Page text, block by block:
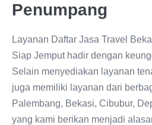
Penumpang
Layanan Daftar Jasa Travel
Siap Jemput hadir dengan
Selain menyediakan layanan
juga memiliki layanan dari
Palembang, Bekasi, Cibubur,
yang kami berikan menjadi